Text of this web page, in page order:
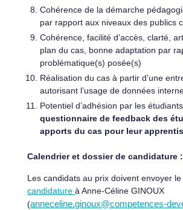
Cohérence de la démarche
par rapport aux niveaux des publics
Cohérence, facilité d’accès, clarté,
plan du cas, bonne adaptation par
problématique(s) posée(s)
Réalisation du cas à partir d’une
autorisant l’usage de données
Potentiel d’adhésion par les étudiants,
questionnaire de feedback des
apports du cas pour leur
Calendrier et dossier de candidature :
Les candidats au prix doivent envoyer
candidatureà Anne-Céline GINOUX
(anneceline.ginoux@competences-